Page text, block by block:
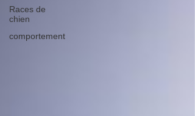
Races de
chien
comportement